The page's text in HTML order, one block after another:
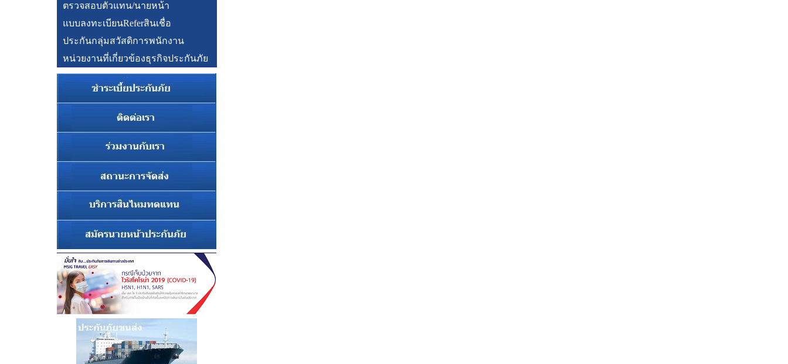
ตรวจสอบตัวแทน/นายหน้า
แบบลงทะเบียนReferสินเชื่อ
ประกันกลุ่มสวัสดิการพนักงาน
หน่วยงานที่เกี่ยวข้องธุรกิจประกันภัย